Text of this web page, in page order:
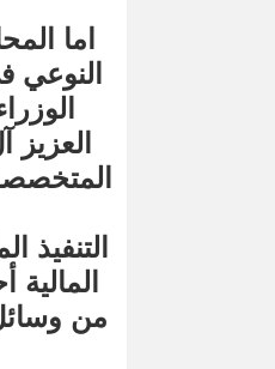
اما
النوعي
من